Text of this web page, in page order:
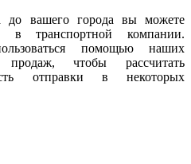
до вашего города вы можете
в транспортной компании.
помощью наших
чтобы рассчитать
отправки в некоторых